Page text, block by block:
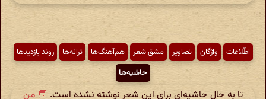
اطّلاعات واژگان تصاویر مشق شعر هم‌آهنگ‌ها ترانه‌ها
روند بازدیدها
حاشیه‌ها
تا به حال حاشیه‌ای برای این شعر نوشته نشده است. 💬 من